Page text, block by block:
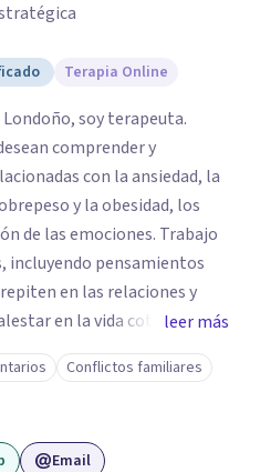
Terapia Online
soy terapeuta.
comprender y
con la ansiedad, la
y la obesidad, los
de las emociones. Trabajo
incluyendo pensamientos
en las relaciones y
en la vida cotidiana. Mi
seguro y humano donde
y encontrar nuevas
leer más
Conflictos familiares
Email